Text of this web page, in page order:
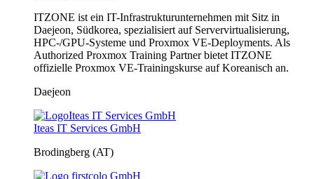
ITZONE ist ein IT-Infrastrukturunternehmen mit Sitz in
Daejeon, Südkorea, spezialisiert auf Servervirtualisierung,
HPC-/GPU-Systeme und Proxmox VE-Deployments. Als
Authorized Proxmox Training Partner bietet ITZONE
offizielle Proxmox VE-Trainingskurse auf Koreanisch an.
Daejeon
Iteas IT Services GmbH
Brodingberg (AT)